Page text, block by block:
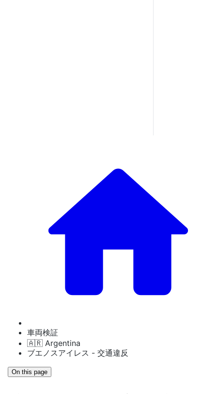
車両検証
🇦🇷 Argentina
ブエノスアイレス - 交通違反
On this page